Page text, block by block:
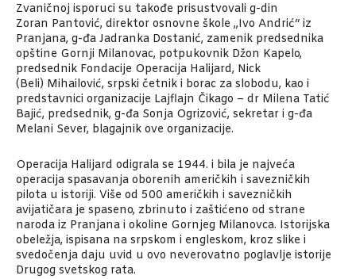
Zvaničnoj isporuci su takođe prisustvovali g-din
Zoran Pantović, direktor osnovne škole „Ivo Andrić“ iz
Pranjana, g-đa Jadranka Dostanić, zamenik predsednika
opštine Gornji Milanovac, potpukovnik Džon Kapelo,
predsednik Fondacije Operacija Halijard, Nick
(Beli) Mihailović, srpski četnik i borac za slobodu, kao i
predstavnici organizacije Lajflajn Čikago – dr Milena Tatić
Bajić, predsednik, g-đa Sonja Ogrizović, sekretar i g-đa
Melani Sever, blagajnik ove organizacije.
Operacija Halijard odigrala se 1944. i bila je najveća
operacija spasavanja oborenih američkih i savezničkih
pilota u istoriji. Više od 500 američkih i savezničkih
avijatičara je spaseno, zbrinuto i zaštićeno od strane
naroda iz Pranjana i okoline Gornjeg Milanovca. Istorijska
obeležja, ispisana na srpskom i engleskom, kroz slike i
svedočenja daju uvid u ovo neverovatno poglavlje istorije
Drugog svetskog rata.